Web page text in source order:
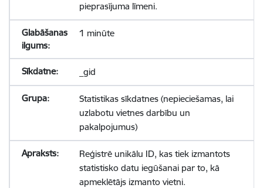
pieprasījuma līmeni.
1 minūte
_gid
Statistikas sīkdatnes (nepieciešamas, lai
uzlabotu vietnes darbību un
pakalpojumus)
Reģistrē unikālu ID, kas tiek izmantots
statistisko datu iegūšanai par to, kā
apmeklētājs izmanto vietni.